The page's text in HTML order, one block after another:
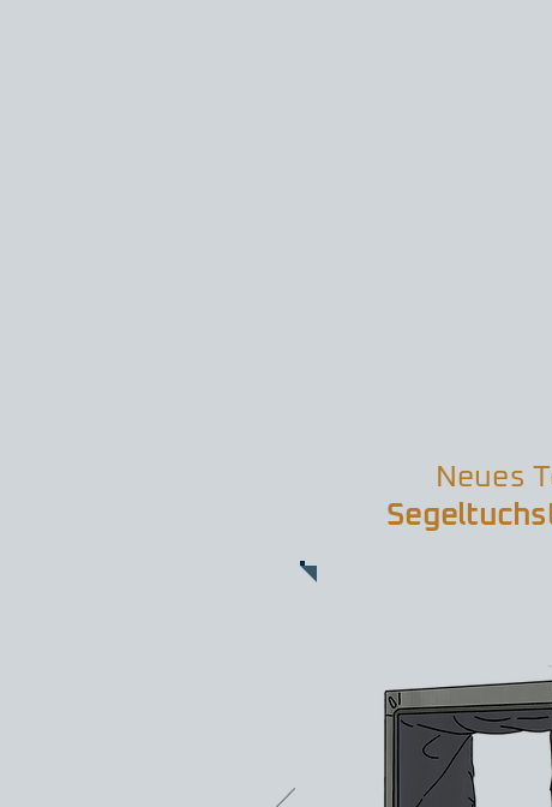
Neues